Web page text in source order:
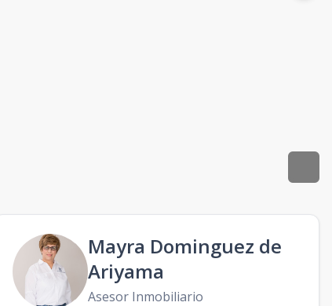
Mayra Dominguez de
Ariyama
Asesor Inmobiliario